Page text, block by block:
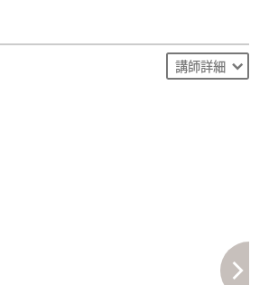
講師詳細